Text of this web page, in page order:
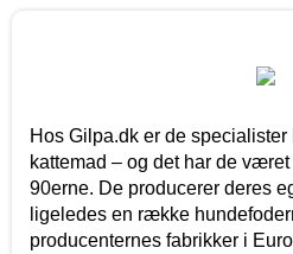
Hos Gilpa.dk er de
kattemad – og det har de
90erne. De producerer deres
ligeledes en række
producenternes fabrikker i